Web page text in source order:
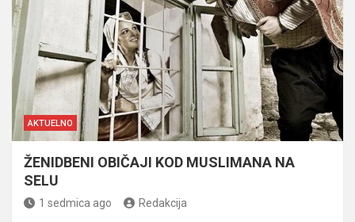
AKTUELNO
ŽENIDBENI OBIČAJI KOD MUSLIMANA NA
SELU
1 sedmica ago Redakcija